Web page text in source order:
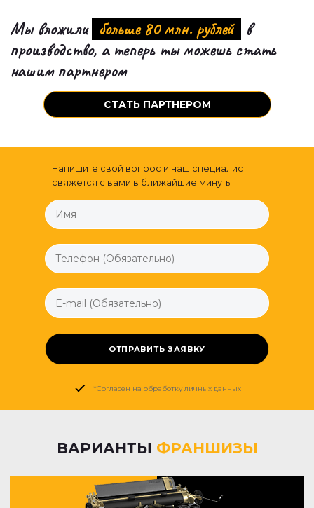
СТАТЬ ПАРТНЕРОМ
Мы вложили больше 80 млн. рублей в
производство, а теперь ты можешь стать
нашим партнером
Напишите свой вопрос и наш специалист
свяжется с вами в ближайшие минуты
ОТПРАВИТЬ ЗАЯВКУ
*Согласен на обработку личных данных
ВАРИАНТЫ ФРАНШИЗЫ